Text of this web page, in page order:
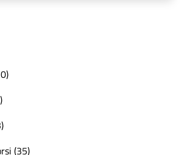
(35)